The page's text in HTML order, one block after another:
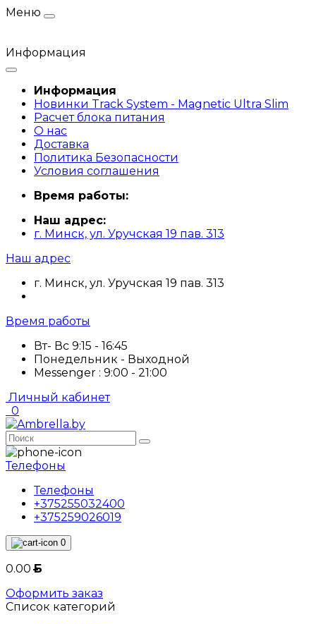
Меню
Информация
Информация
Новинки Track System - Magnetic Ultra Slim
Расчет блока питания
О нас
Доставка
Политика Безопасности
Условия соглашения
Время работы:
Наш адрес:
г. Минск, ул. Уручская 19 пав. 313
Наш адрес
г. Минск, ул. Уручская 19 пав. 313
Время работы
Вт- Вс 9:15 - 16:45
Понедельник - Выходной
Messenger : 9:00 - 21:00
Личный кабинет
0
Телефоны
Телефоны
+375255032400
+375259026019
0
0.00Б
Оформить заказ
Список категорий